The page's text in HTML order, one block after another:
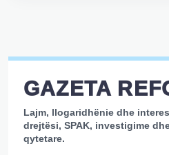
GAZETA
Lajm, llogaridhënie dhe
drejtësi, SPAK, investigime
qytetare.